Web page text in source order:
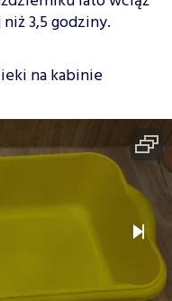
3,5 godziny.
na kabinie